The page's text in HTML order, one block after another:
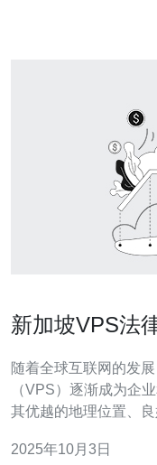
新加坡VPS法
随着全球互联网的发
（VPS）逐渐成为企
其优越的地理位置、
法律政策和合规要求
2025年10月3日